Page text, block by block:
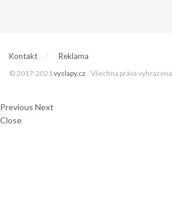
Kontakt Reklama
© 2017-2021vyslapy.cz - Všechna práva vyhrazena
Previous Next
Close